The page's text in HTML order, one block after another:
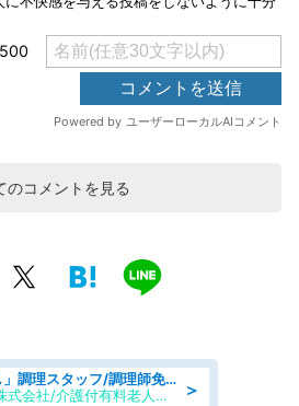
のコメントを見る
＞
「残業ほぼなし」調理スタッフ/調理師免許必須/正職員/日勤のみ/介護付き有料老人ホーム/社会保障完備
群馬郵便逓送 株式会社/介護付有料老人ホーム ふる里